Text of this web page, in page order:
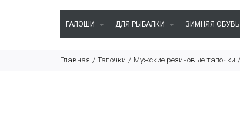
ГАЛОШИ ДЛЯ РЫБАЛКИ ЗИМНЯЯ ОБУВЬ
Главная Тапочки Мужские резиновые тапочки